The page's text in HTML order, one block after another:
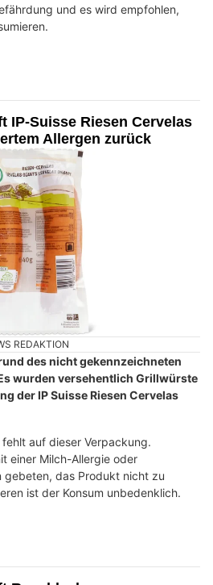
und es wird empfohlen,
IP-Suisse Riesen Cervelas
Allergen zurück
REDAKTION
des nicht gekennzeichneten
wurden versehentlich Grillwürste
der IP Suisse Riesen Cervelas
auf dieser Verpackung.
einer Milch-Allergie oder
gebeten, das Produkt nicht zu
ist der Konsum unbedenklich.